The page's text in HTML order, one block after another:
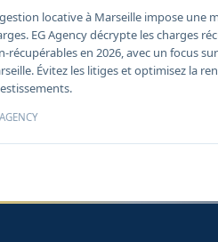
locative à Marseille impose une
EG Agency décrypte les charges
récupérables en 2026, avec un focus
Évitez les litiges et optimisez la